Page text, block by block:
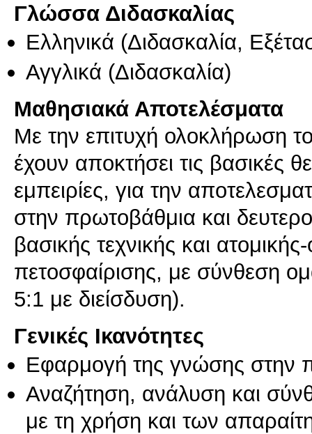
Γλώσσα Διδασκαλίας
Ελληνικά (Διδασκαλία,
Αγγλικά (Διδασκαλία)
Μαθησιακά Αποτελέσματα
Με την επιτυχή ολοκλήρωση
έχουν αποκτήσει τις βασικές
εμπειρίες, για την
στην πρωτοβάθμια και
βασικής τεχνικής και
πετοσφαίρισης, με σύνθεση
5:1 με διείσδυση).
Γενικές Ικανότητες
Εφαρμογή της γνώσης στην
Αναζήτηση, ανάλυση και
με τη χρήση και των